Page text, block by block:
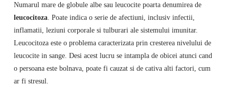
Numarul mare de globule albe sau leucocite poarta denumirea de
leucocitoza. Poate indica o serie de afectiuni, inclusiv infectii,
inflamatii, leziuni corporale si tulburari ale sistemului imunitar.
Leucocitoza este o problema caracterizata prin cresterea nivelului de
leucocite in sange. Desi acest lucru se intampla de obicei atunci cand
o persoana este bolnava, poate fi cauzat si de cativa alti factori, cum
ar fi stresul.